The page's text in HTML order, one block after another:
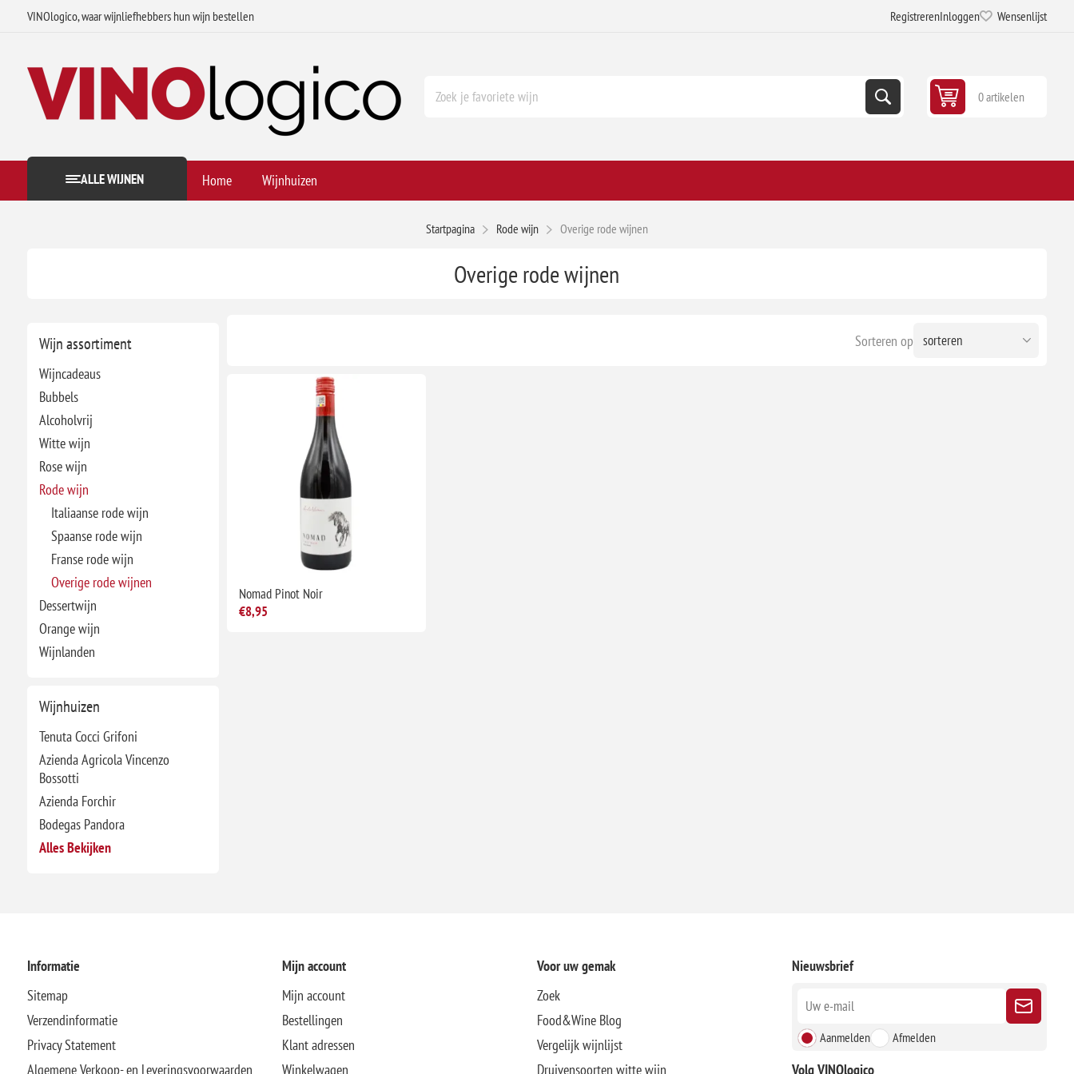
VINOlogico, waar wijnliefhebbers hun wijn bestellen RegistrerenInloggen Wensenlijst
0 artikelen
ALLE WIJNEN Home Wijnhuizen
Startpagina Rode wijn Overige rode wijnen
Wijn assortiment
Wijncadeaus
Bubbels
Alcoholvrij
Witte wijn
Rose wijn
Rode wijn
Italiaanse rode wijn
Spaanse rode wijn
Franse rode wijn
Overige rode wijnen
Dessertwijn
Orange wijn
Wijnlanden
Wijnhuizen
Tenuta Cocci Grifoni
Azienda Agricola Vincenzo
Bossotti
Azienda Forchir
Bodegas Pandora
Alles Bekijken
Overige rode wijnen
Sorteren op
Nomad Pinot Noir
€8,95
Informatie
Sitemap
Verzendinformatie
Privacy Statement
Algemene Verkoop- en Leveringsvoorwaarden
Mijn account
Mijn account
Bestellingen
Klant adressen
Winkelwagen
Voor uw gemak
Zoek
Food&Wine Blog
Vergelijk wijnlijst
Druivensoorten witte wijn
Nieuwsbrief
Aanmelden Afmelden
Volg VINOlogico